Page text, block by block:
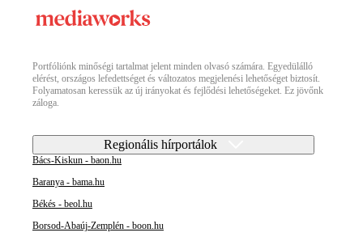
Portfóliónk minőségi tartalmat jelent minden olvasó számára. Egyedülálló
elérést, országos lefedettséget és változatos megjelenési lehetőséget biztosít.
Folyamatosan keressük az új irányokat és fejlődési lehetőségeket. Ez jövőnk
záloga.
Regionális hírportálok
Bács-Kiskun - baon.hu
Baranya - bama.hu
Békés - beol.hu
Borsod-Abaúj-Zemplén - boon.hu